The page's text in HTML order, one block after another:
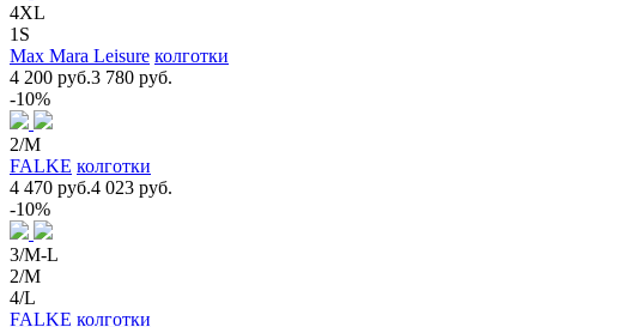
4XL
1S
Max Mara Leisure колготки
4 200 руб.3 780 руб.
-10%
2/M
FALKE колготки
4 470 руб.4 023 руб.
-10%
3/M-L
2/M
4/L
FALKE колготки